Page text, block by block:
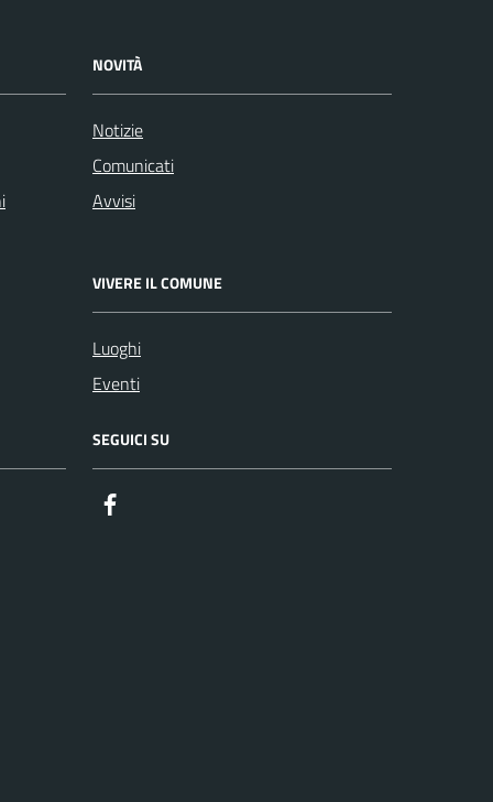
NOVITÀ
Notizie
Comunicati
Avvisi
VIVERE IL COMUNE
Luoghi
Eventi
SEGUICI SU